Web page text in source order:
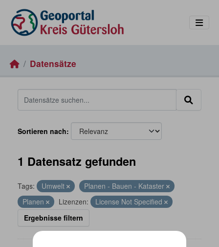
Datensätze
Sortieren nach
1 Datensatz gefunden
Tags: Umwelt
Planen - Bauen - Kataster
Planen
Lizenzen:
License Not Specified
Ergebnisse filtern